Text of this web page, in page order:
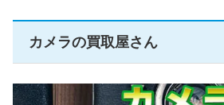
カメラの買取屋さん